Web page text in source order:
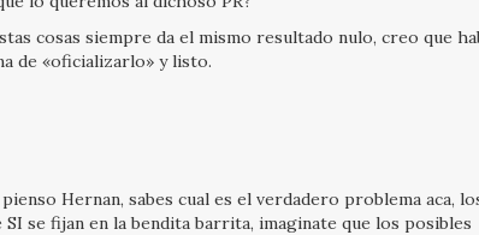
cosas siempre da el mismo resultado nulo, creo que
de «oficializarlo» y listo.
Hernan, sabes cual es el verdadero problema aca,
SI se fijan en la bendita barrita, imaginate que los posibles